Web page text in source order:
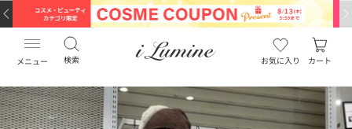
メニュー 検索 お気に入り カート